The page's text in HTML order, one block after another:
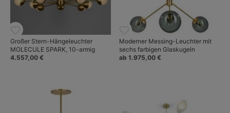
Großer Stern-Hängeleuchter
MOLECULE SPARK, 10-armig
4.557,00 €
Moderner Messing-Leuchter mit
sechs farbigen Glaskugeln
ab 1.975,00 €